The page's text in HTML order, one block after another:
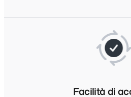
Facilità di